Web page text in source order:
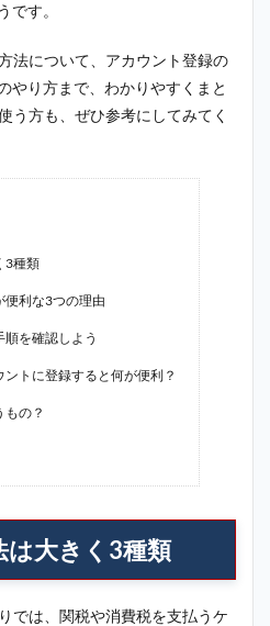
です。
法について、アカウント登録の
やり方まで、わかりやすくまと
う方も、ぜひ参考にしてみてく
3種類
便利な3つの理由
を確認しよう
トに登録すると何が便利？
の？
は大きく3種類
では、関税や消費税を支払うケ